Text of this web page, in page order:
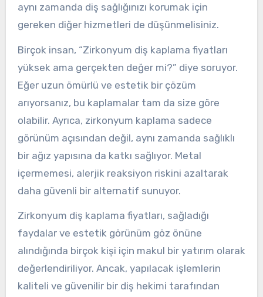
aynı zamanda diş sağlığınızı korumak için
gereken diğer hizmetleri de düşünmelisiniz.
Birçok insan, “Zirkonyum diş kaplama fiyatları
yüksek ama gerçekten değer mi?” diye soruyor.
Eğer uzun ömürlü ve estetik bir çözüm
arıyorsanız, bu kaplamalar tam da size göre
olabilir. Ayrıca, zirkonyum kaplama sadece
görünüm açısından değil, aynı zamanda sağlıklı
bir ağız yapısına da katkı sağlıyor. Metal
içermemesi, alerjik reaksiyon riskini azaltarak
daha güvenli bir alternatif sunuyor.
Zirkonyum diş kaplama fiyatları, sağladığı
faydalar ve estetik görünüm göz önüne
alındığında birçok kişi için makul bir yatırım olarak
değerlendiriliyor. Ancak, yapılacak işlemlerin
kaliteli ve güvenilir bir diş hekimi tarafından